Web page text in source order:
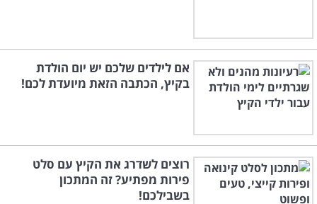
אם לילדים שלכם יש יום הולדת
בקיץ, הכתבה הזאת מיועדת לכם!
רוצים לשדרג את הקיץ עם סלט
פירות מפתיע? זה המתכון
בשבילכם!